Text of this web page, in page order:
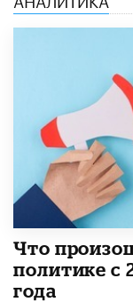
​Что
политике с
года